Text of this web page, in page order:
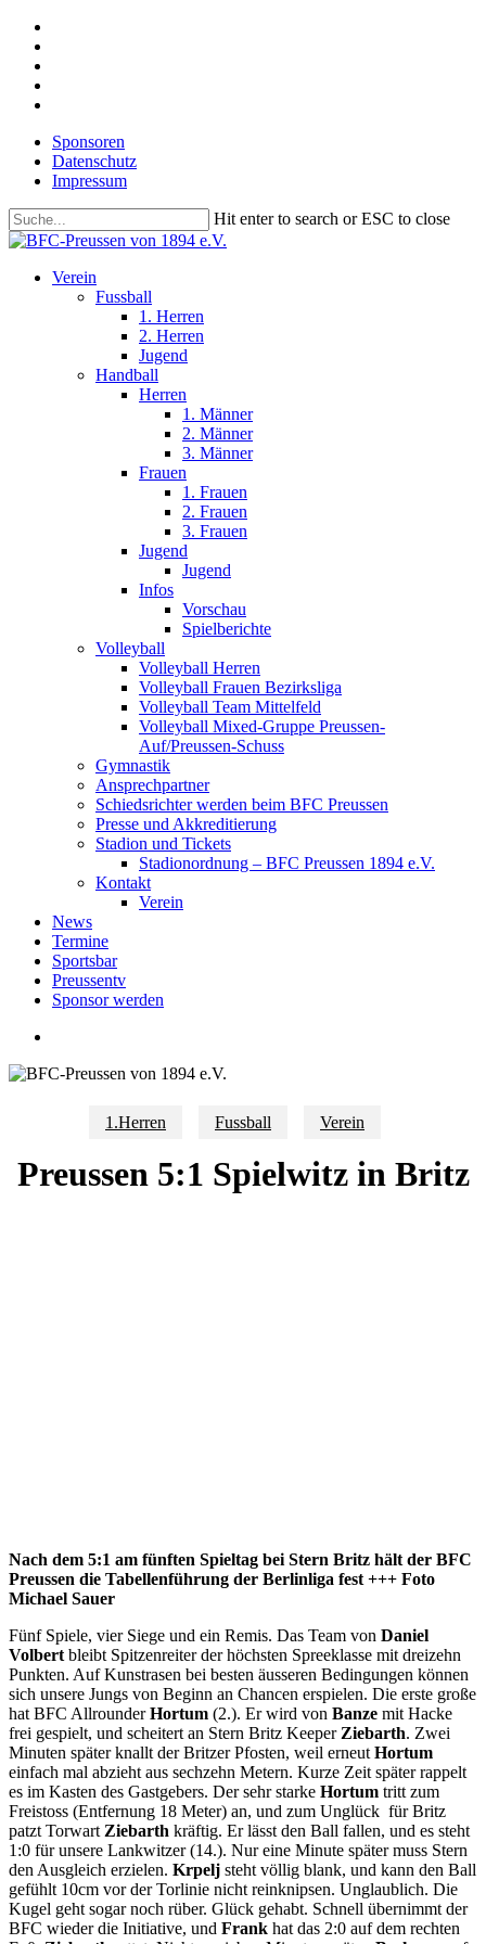
Skip
main
content
Sponsoren
Datenschutz
Impressum
Hit enter to search or ESC to close
Close
search
Menu
Verein
Fussball
1. Herren
2. Herren
Jugend
Handball
Herren
1. Männer
2. Männer
3. Männer
Frauen
1. Frauen
2. Frauen
3. Frauen
Jugend
Jugend
Infos
Vorschau
Spielberichte
Volleyball
Volleyball Herren
Volleyball Frauen Bezirksliga
Volleyball Team Mittelfeld
Volleyball Mixed-Gruppe Preussen-
Auf/Preussen-Schuss
Gymnastik
Ansprechpartner
Schiedsrichter werden beim BFC Preussen
Presse und Akkreditierung
Stadion und Tickets
Stadionordnung – BFC Preussen 1894 e.V.
Kontakt
Verein
News
Termine
Sportsbar
Preussentv
Sponsor werden
1.Herren Fussball Verein
Preussen 5:1 Spielwitz in Britz
Nach dem 5:1 am fünften Spieltag bei Stern Britz hält der BFC
Preussen die Tabellenführung der Berlinliga fest +++ Foto
Michael Sauer
Fünf Spiele, vier Siege und ein Remis. Das Team von Daniel
Volbert bleibt Spitzenreiter der höchsten Spreeklasse mit dreizehn
Punkten. Auf Kunstrasen bei besten äusseren Bedingungen können
sich unsere Jungs von Beginn an Chancen erspielen. Die erste große
hat BFC AllrounderHortum (2.). Er wird von Banze mit Hacke
frei gespielt, und scheitert an Stern Britz Keeper Ziebarth. Zwei
Minuten später knallt der Britzer Pfosten, weil erneut Hortum
einfach mal abzieht aus sechzehn Metern. Kurze Zeit später rappelt
es im Kasten des Gastgebers. Der sehr starke Hortum tritt zum
Freistoss (Entfernung 18 Meter) an, und zum Unglück für Britz
patzt Torwart Ziebarth kräftig. Er lässt den Ball fallen, und es steht
1:0 für unsere Lankwitzer (14.). Nur eine Minute später muss Stern
den Ausgleich erzielen. Krpelj steht völlig blank, und kann den Ball
gefühlt 10cm vor der Torlinie nicht reinknipsen. Unglaublich. Die
Kugel geht sogar noch rüber. Glück gehabt. Schnell übernimmt der
BFC wieder die Initiative, und Frank hat das 2:0 auf dem rechten